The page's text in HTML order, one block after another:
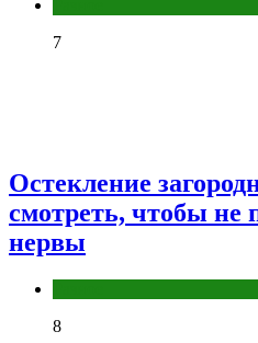
7
Остекление
смотреть, чтобы не
нервы
8